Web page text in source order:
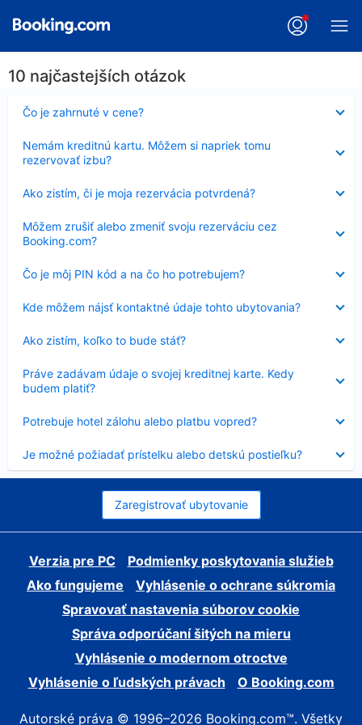
10 najčastejších otázok
Čo je zahrnuté v cene?
Nezobrazuje
sa
Nemám kreditnú kartu. Môžem si napriek tomu
rezervovať izbu?
sa
Ako zistím, či je moja rezervácia potvrdená?
sa
Môžem zrušiť alebo zmeniť svoju rezerváciu cez
Booking.com?
sa
Čo je môj PIN kód a na čo ho potrebujem?
Nezobrazuje
sa
Kde môžem nájsť kontaktné údaje tohto ubytovania?
sa
Ako zistím, koľko to bude stáť?
sa
Práve zadávam údaje o svojej kreditnej karte. Kedy
budem platiť?
sa
Potrebuje hotel zálohu alebo platbu vopred?
sa
Je možné požiadať prístelku alebo detskú postieľku?
sa
Zaregistrovať ubytovanie
Verzia pre PC
Podmienky poskytovania služieb
Ako fungujeme
Vyhlásenie o ochrane súkromia
Spravovať nastavenia súborov cookie
Správa odporúčaní šitých na mieru
Vyhlásenie o modernom otroctve
Vyhlásenie o ľudských právach
O Booking.com
Autorské práva © 1996–2026 Booking.com™. Všetky